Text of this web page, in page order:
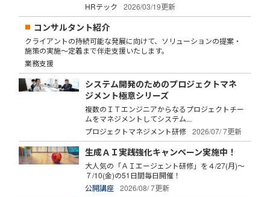
HRテック
2026/03/19更新
コンサルタント紹介
クライアントの持続可能な発展に向けて、ソリューションの提案・
施策の実施～定着まで伴走支援いたします。
業務支援
システム開発のためのプロジェクトマネ
ジメント極意シリーズ
複数のＩＴエンジニアからなるプロジェクトチー
ムをマネジメントしてシステム...
プロジェクトマネジメント研修
2026/07/ 7更新
生成ＡＩ実践強化キャンペーン実施中！
大人気の「ＡＩエージェント研修」を４/27(月)～
７/10(金)の51日間毎日開催！
公開講座
2026/08/ 7更新